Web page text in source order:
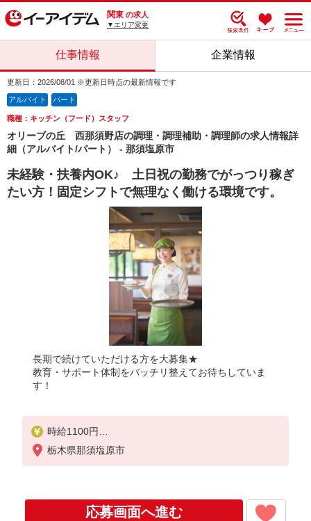
関東 の求人
▼エリア変更
仕事情報 企業情報
更新日：2026/08/01 ※更新日時点の最新情報です
アルバイト パート
職種：キッチン（フード）スタッフ
オリーブの丘 西那須野店の調理・調理補助・調理師の求人情報詳
細（アルバイト/パート） - 那須塩原市
未経験・扶養内OK♪ 土日祝の勤務でがっつり稼ぎ
たい方！固定シフトで無理なく働ける環境です。
長期で続けていただける方を大募集★
教育・サポート体制をバッチリ整えてお待ちしていま
す！
時給1100円
※22:00以降は時給1375円
※高校生時給1070円
土日・祝は時給＋100円
栃木県那須塩原市
応募画面へ進む